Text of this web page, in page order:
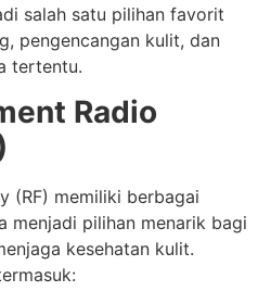
salah satu pilihan favorit
pengencangan kulit, dan
tertentu.
Radio
(RF) memiliki berbagai
menjadi pilihan menarik bagi
kesehatan kulit.